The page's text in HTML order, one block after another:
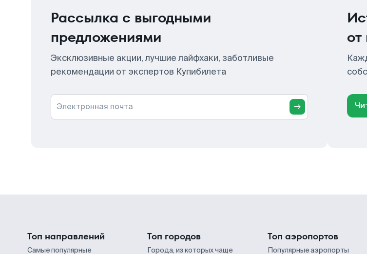
Рассылка с выгодными
предложениями
Эксклюзивные акции, лучшие лайфхаки, заботливые
рекомендации от экспертов Купибилета
Электронная почта
Топ направлений
Самые популярные
Топ городов
Города, из которых чаще
Топ аэропортов
Популярные аэропорты